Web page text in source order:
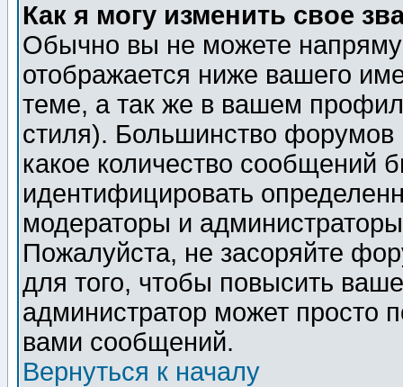
Как я могу изменить свое
Обычно вы не можете
отображается ниже вашего
теме, а так же в вашем
стиля). Большинство форумов
какое количество сообщений
идентифицировать
модераторы и
Пожалуйста, не засоряйте
для того, чтобы повысить
администратор может просто
вами сообщений.
Вернуться к началу